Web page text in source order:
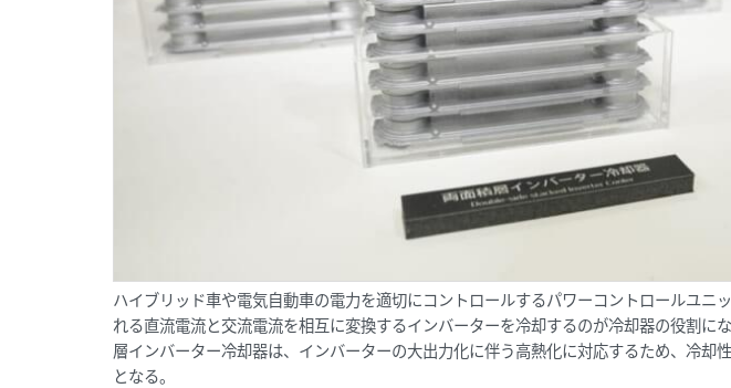
ハイブリッド車や電気自動車の電力を適切にコントロールするパワーコントロールユニ
れる直流電流と交流電流を相互に変換するインバーターを冷却するのが冷却器の役割に
層インバーター冷却器は、インバーターの大出力化に伴う高熱化に対応するため、冷却
となる。